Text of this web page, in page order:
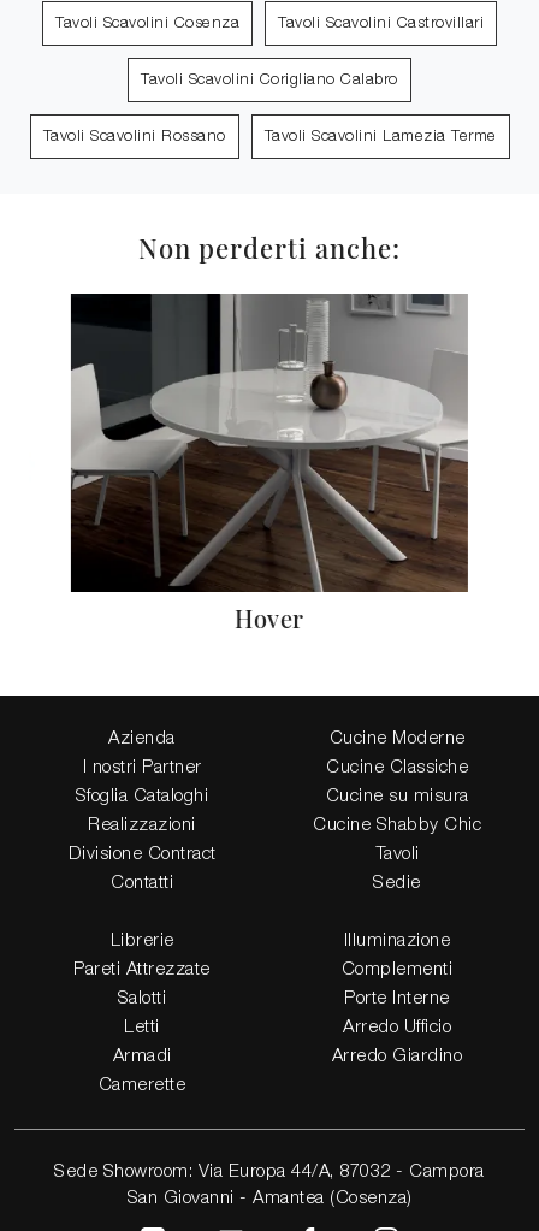
Tavoli Scavolini Cosenza Tavoli Scavolini Castrovillari
Tavoli Scavolini Corigliano Calabro
Tavoli Scavolini Rossano Tavoli Scavolini Lamezia Terme
Non perderti anche:
Hover
Azienda
I nostri Partner
Sfoglia Cataloghi
Realizzazioni
Divisione Contract
Contatti
Cucine Moderne
Cucine Classiche
Cucine su misura
Cucine Shabby Chic
Tavoli
Sedie
Librerie
Pareti Attrezzate
Salotti
Letti
Armadi
Camerette
Illuminazione
Complementi
Porte Interne
Arredo Ufficio
Arredo Giardino
Sede Showroom: Via Europa 44/A, 87032 - Campora
San Giovanni - Amantea (Cosenza)